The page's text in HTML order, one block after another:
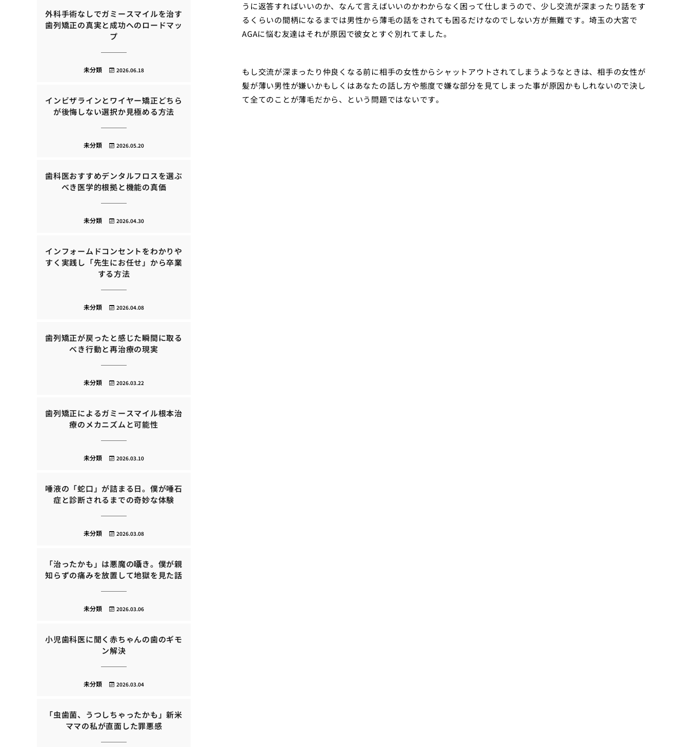
うに返答すればいいのか、なんて言えばいいのかわからなく困って仕しまうので、少し交流が深まったり話をす
るくらいの間柄になるまでは男性から薄毛の話をされても困るだけなのでしない方が無難です。埼玉の大宮で
AGAに悩む友達はそれが原因で彼女とすぐ別れてました。
もし交流が深まったり仲良くなる前に相手の女性からシャットアウトされてしまうようなときは、相手の女性が
髪が薄い男性が嫌いかもしくはあなたの話し方や態度で嫌な部分を見てしまった事が原因かもしれないので決し
て全てのことが薄毛だから、という問題ではないです。
外科手術なしでガミースマイルを治す
歯列矯正の真実と成功へのロードマッ
プ
2026.06.18
未分類
インビザラインとワイヤー矯正どちら
が後悔しない選択か見極める方法
2026.05.20
未分類
歯科医おすすめデンタルフロスを選ぶ
べき医学的根拠と機能の真価
2026.04.30
未分類
インフォームドコンセントをわかりや
すく実践し「先生にお任せ」から卒業
する方法
2026.04.08
未分類
歯列矯正が戻ったと感じた瞬間に取る
べき行動と再治療の現実
2026.03.22
未分類
歯列矯正によるガミースマイル根本治
療のメカニズムと可能性
2026.03.10
未分類
唾液の「蛇口」が詰まる日。僕が唾石
症と診断されるまでの奇妙な体験
2026.03.08
未分類
「治ったかも」は悪魔の囁き。僕が親
知らずの痛みを放置して地獄を見た話
2026.03.06
未分類
小児歯科医に聞く赤ちゃんの歯のギモ
ン解決
2026.03.04
未分類
「虫歯菌、うつしちゃったかも」新米
ママの私が直面した罪悪感